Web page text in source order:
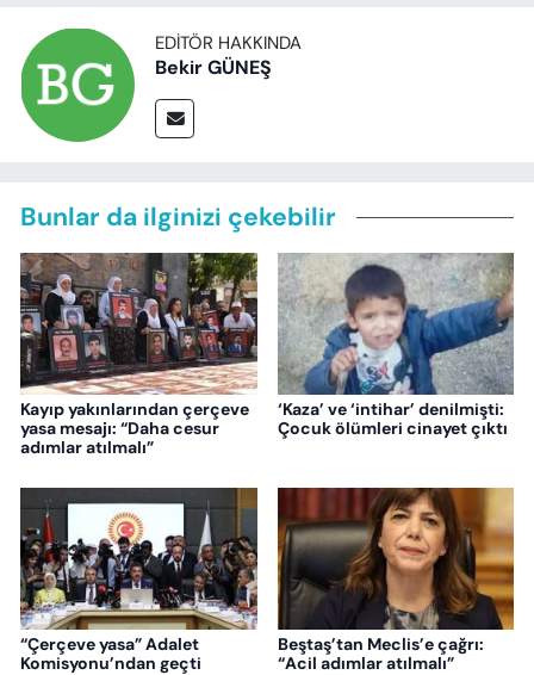
EDITÖR HAKKINDA
Bekir GÜNEŞ
Bunlar da ilginizi çekebilir
Kayıp yakınlarından çerçeve
yasa mesajı: “Daha cesur
adımlar atılmalı”
‘Kaza’ ve ‘intihar’ denilmişti:
Çocuk ölümleri cinayet çıktı
“Çerçeve yasa” Adalet
Komisyonu’ndan geçti
Beştaş’tan Meclis’e çağrı:
“Acil adımlar atılmalı”